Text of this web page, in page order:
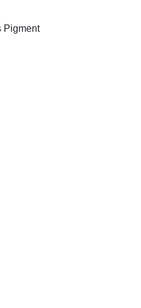
Pigment